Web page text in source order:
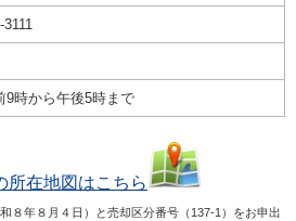
3111
9時から午後5時まで
所在地図はこちら
８年８月４日）と売却区分番号（137-1）をお申出